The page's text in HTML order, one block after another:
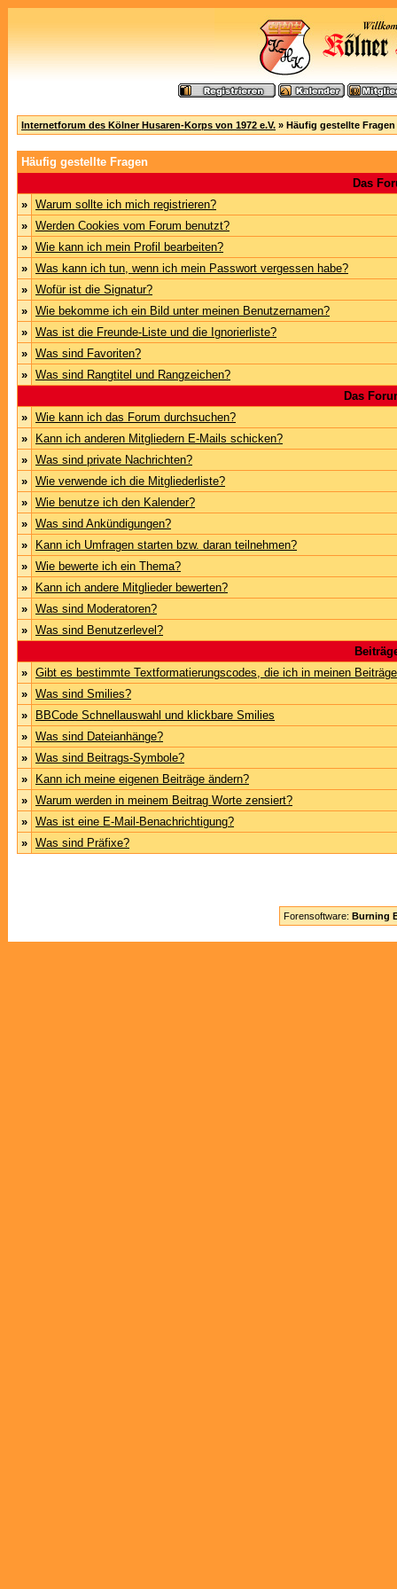
Internetforum des Kölner Husaren-Korps von 1972 e.V. » Häufig gestellte Fragen
Häufig gestellte Fragen
Das
» Warum sollte ich mich registrieren?
» Werden Cookies vom Forum benutzt?
» Wie kann ich mein Profil bearbeiten?
» Was kann ich tun, wenn ich mein Passwort vergessen habe?
» Wofür ist die Signatur?
» Wie bekomme ich ein Bild unter meinen Benutzernamen?
» Was ist die Freunde-Liste und die Ignorierliste?
» Was sind Favoriten?
» Was sind Rangtitel und Rangzeichen?
Das
» Wie kann ich das Forum durchsuchen?
»
Kann ich anderen Mitgliedern E-Mails schicken?
» Was sind private Nachrichten?
» Wie verwende ich die Mitgliederliste?
» Wie benutze ich den Kalender?
» Was sind Ankündigungen?
»
Kann ich Umfragen starten bzw. daran teilnehmen?
» Wie bewerte ich ein Thema?
»
Kann ich andere Mitglieder bewerten?
» Was sind Moderatoren?
» Was sind Benutzerlevel?
» Gibt es bestimmte Textformatierungscodes, die ich in meinen
» Was sind Smilies?
»
BBCode Schnellauswahl und klickbare Smilies
» Was sind Dateianhänge?
» Was sind Beitrags-Symbole?
»
Kann ich meine eigenen Beiträge ändern?
» Warum werden in meinem Beitrag Worte zensiert?
» Was ist eine E-Mail-Benachrichtigung?
» Was sind Präfixe?
Forensoftware: Burning